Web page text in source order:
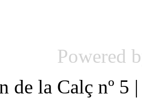
Powered
de la Calç nº 5